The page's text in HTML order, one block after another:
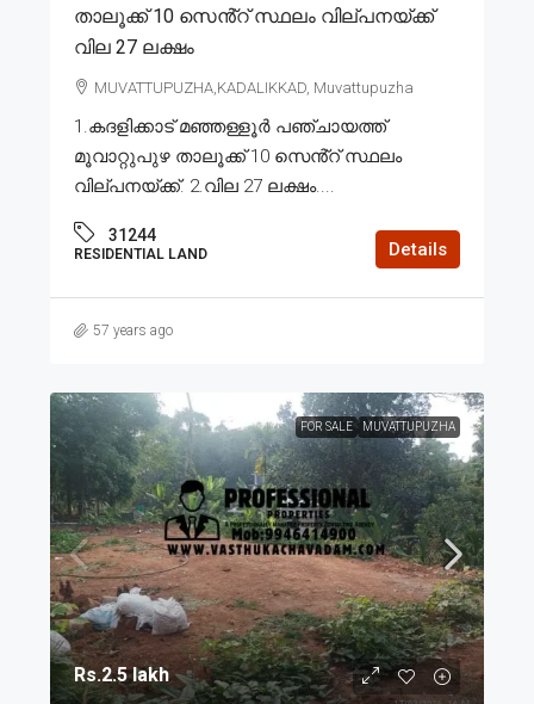
താലൂക്ക് 10 സെൻ്റ് സ്ഥലം വില്പനയ്ക്ക്
വില 27 ലക്ഷം
MUVATTUPUZHA,KADALIKKAD, Muvattupuzha
1.കദളിക്കാട് മഞ്ഞള്ളൂർ പഞ്ചായത്ത്
മൂവാറ്റുപുഴ താലൂക്ക് 10 സെൻ്റ് സ്ഥലം
വില്പനയ്ക്ക്. 2.വില 27 ലക്ഷം....
31244
RESIDENTIAL LAND Details
57 years ago
FOR SALE MUVATTUPUZHA
Rs.2.5 lakh